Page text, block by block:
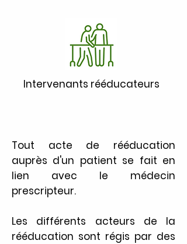
Intervenants rééducateurs
Tout acte de rééducation
auprès d'un patient se fait en
lien avec le médecin
prescripteur.
Les différents acteurs de la
rééducation sont régis par des